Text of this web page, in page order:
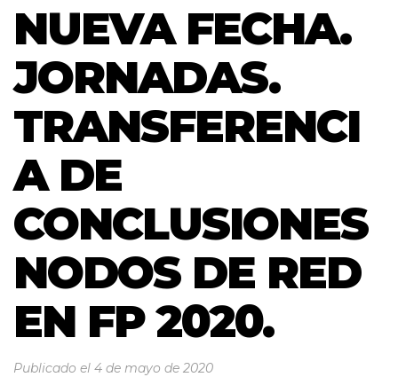
NUEVA FECHA.
JORNADAS.
TRANSFERENCI
A DE
CONCLUSIONES
NODOS DE RED
EN FP 2020.
Publicado el 4 de mayo de 2020